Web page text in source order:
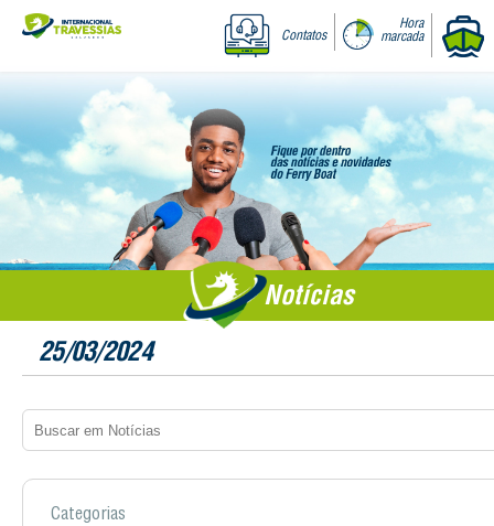
Contatos
Hora
marcada
Notícias
25/03/2024
Categorias